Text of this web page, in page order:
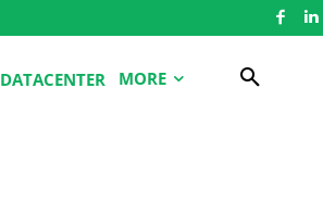
DATACENTER MORE